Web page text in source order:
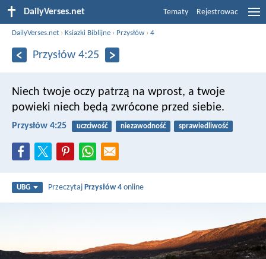
DailyVerses.net Tematy Rejestrowac
DailyVerses.net ›Ksiazki Biblijne › Przysłów ›4
Przysłów 4:25
Niech twoje oczy patrzą na wprost, a twoje
powieki niech będą zwrócone przed siebie.
Przysłów 4:25 uczciwość niezawodność sprawiedliwość
UBG PrzeczytajPrzysłów 4 online